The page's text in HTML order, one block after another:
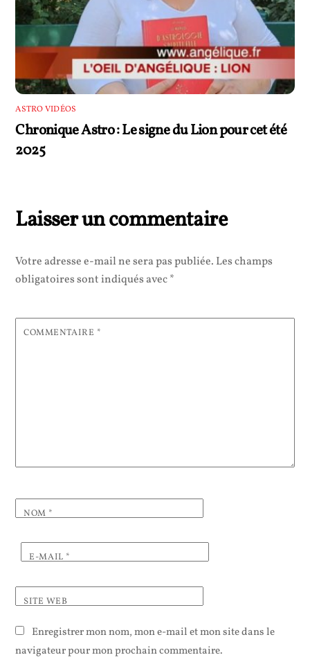
ASTRO VIDÉOS
Chronique Astro : Le signe du Lion pour cet été
2025
Laisser un commentaire
Votre adresse e-mail ne sera pas publiée. Les champs
obligatoires sont indiqués avec*
COMMENTAIRE *
NOM *
E-MAIL *
SITE WEB
Enregistrer mon nom, mon e-mail et mon site dans le
navigateur pour mon prochain commentaire.